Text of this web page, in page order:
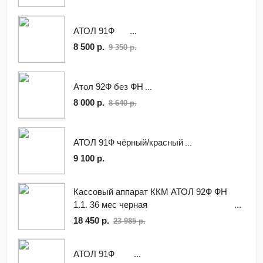
АТОЛ 91Ф
8 500 р. 9 350 р.
Атол 92Ф без ФН
8 000 р. 8 640 р.
АТОЛ 91Ф чёрный/красный
9 100 р.
Кассовый аппарат ККМ АТОЛ 92Ф ФН
1.1. 36 мес черная
18 450 р. 23 985 р.
АТОЛ 91Ф